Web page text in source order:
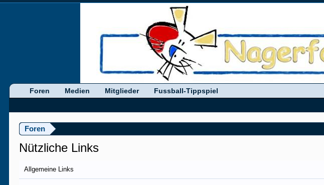
Foren
Nützliche Links
Allgemeine Links
Foren Medien Mitglieder Fussball-Tippspiel